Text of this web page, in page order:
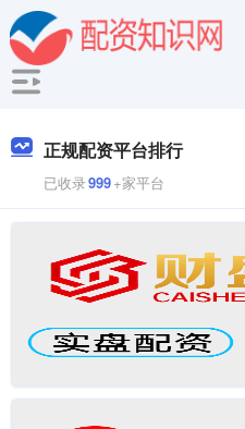
正规配资平台排行
已收录999+家平台